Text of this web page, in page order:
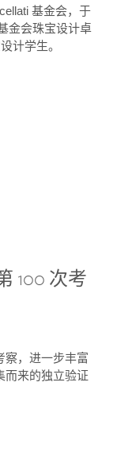
基金会，于
金会珠宝设计卓
计学生。
100 次考
察，进一步丰富
而来的独立验证